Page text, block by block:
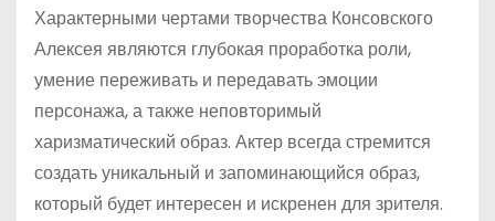
Характерными чертами творчества Консовского
Алексея являются глубокая проработка роли,
умение переживать и передавать эмоции
персонажа, а также неповторимый
харизматический образ. Актер всегда стремится
создать уникальный и запоминающийся образ,
который будет интересен и искренен для зрителя.